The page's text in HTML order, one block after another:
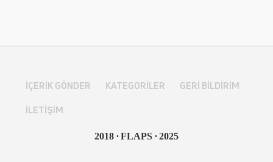
2018 ∙FLAPS ∙2025
İÇERIK GÖNDER KATEGORILER
GERI BILDIRIM
İLETIŞIM